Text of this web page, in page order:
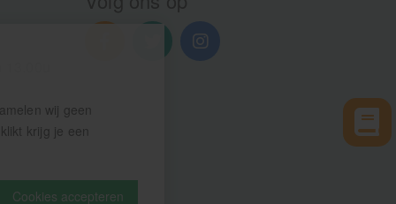
wij geen
krijg je een
Cookies accepteren